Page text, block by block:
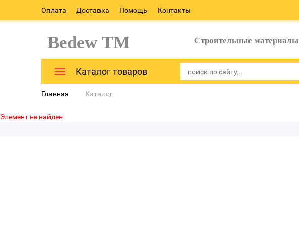
Оплата Доставка Помощь Контакты
Bedew TM Строительные материалы
Каталог товаров
Главная Каталог
Элемент не найден